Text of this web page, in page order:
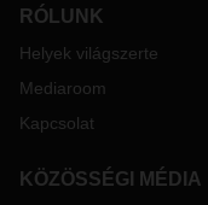
RÓLUNK
Helyek világszerte
Mediaroom
Kapcsolat
KÖZÖSSÉGI MÉDIA